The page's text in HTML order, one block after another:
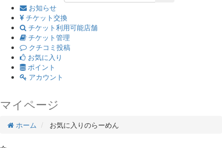
お知らせ
チケット交換
チケット利用可能店舗
チケット管理
クチコミ投稿
お気に入り
ポイント
アカウント
マイページ
ホーム お気に入りのらーめん